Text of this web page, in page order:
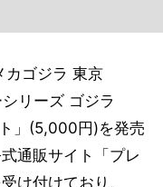
カゴジラ 東京
リーズ ゴジラ
」(5,000円)を発売
通販サイト「プレ
け付けており、